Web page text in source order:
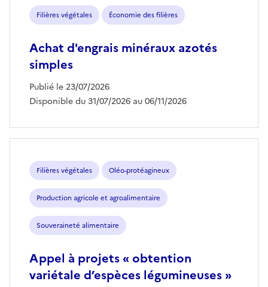
Filières végétales Économie des filières
Achat d'engrais minéraux azotés
simples
Publié le 23/07/2026
Disponible du 31/07/2026 au 06/11/2026
Filières végétales Oléo-protéagineux
Production agricole et agroalimentaire
Souveraineté alimentaire
Appel à projets « obtention
variétale d’espèces légumineuses »